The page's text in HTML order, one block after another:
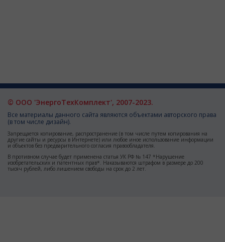
© ООО 'ЭнергоТехКомплект', 2007-2023.
Все материалы данного сайта являются объектами авторского права
(в том числе дизайн).
Запрещается копирование, распространение (в том числе путем копирования на
другие сайты и ресурсы в Интернете) или любое иное использование информации
и объектов без предварительного согласия правообладателя.
В противном случае будет применена статья УК РФ № 147 *Нарушение
изобретательских и патентных прав*. Наказываются штрафом в размере до 200
тысяч рублей, либо лишением свободы на срок до 2 лет.